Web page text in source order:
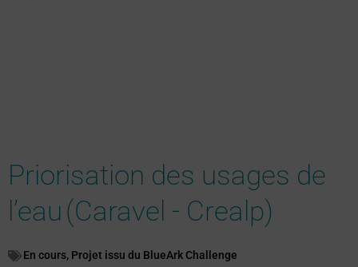
Priorisation des usages de
l’eau (Caravel - Crealp)
En cours, Projet issu du BlueArk Challenge